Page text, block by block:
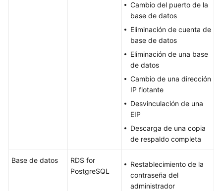
Cambio del puerto de la
base de datos
Eliminación de cuenta de
base de datos
Eliminación de una base
de datos
Cambio de una dirección
IP flotante
Desvinculación de una
EIP
Descarga de una copia
de respaldo completa
Base de datos
RDS for
PostgreSQL
Restablecimiento de la
contraseña del
administrador